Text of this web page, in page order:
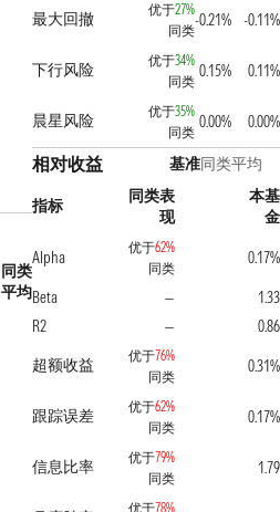
同类
平均
最大回撤 优于27%
同类
-0.21% -0.11%
下行风险 优于34%
同类
0.15% 0.11%
晨星风险 优于35%
同类
0.00% 0.00%
相对收益 基准同类平均
指标
同类表
现
本基
金
Alpha
优于62%
同类
0.17%
Beta
—
1.33
R2
—
0.86
超额收益
优于76%
同类
0.31%
跟踪误差 优于62%
同类
0.17%
信息比率 优于79%
同类
1.79
优于78%